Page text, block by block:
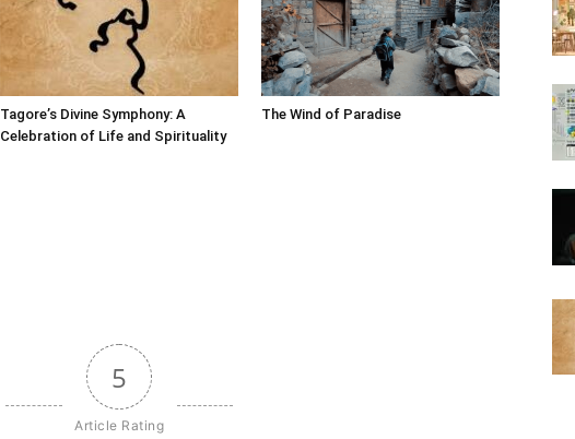
Tagore’s Divine Symphony: A
Celebration of Life and Spirituality
The Wind of Paradise
5
Article Rating